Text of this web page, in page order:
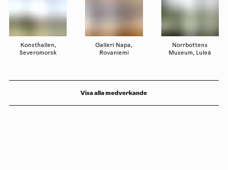
Konsthallen,
Severomorsk
Galleri Napa,
Rovaniemi
Norrbottens
Museum, Luleå
Visa alla medverkande